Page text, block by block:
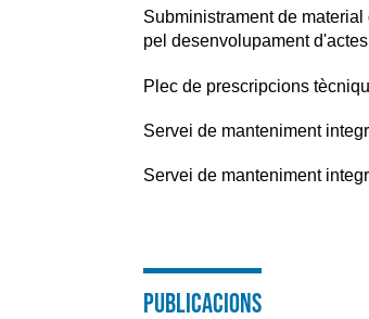
Subministrament de
pel desenvolupament
Plec de prescripcions
Servei de manteniment
Servei de manteniment
PUBLICACIONS